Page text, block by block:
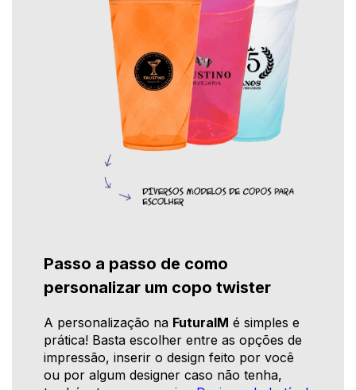
Passo a passo de como
personalizar um copo twister
A personalização na FuturaIM é simples e
prática! Basta escolher entre as opções de
impressão, inserir o design feito por você
ou por algum designer caso não tenha,